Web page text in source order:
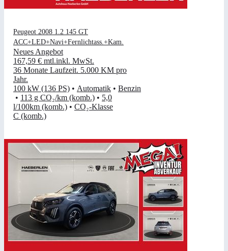
Peugeot 2008 1.2 145 GT
ACC+LED+Navi+Fernlichtass.+Kam.
Neues Angebot
167,59 € mtl.inkl. MwSt.
36 Monate Laufzeit. 5.000 KM pro
Jahr.
100 kW (136 PS) • Automatik • Benzin
• 113 g CO₂/km (komb.) • 5,0
l/100km (komb.) • CO₂-Klasse
C (komb.)